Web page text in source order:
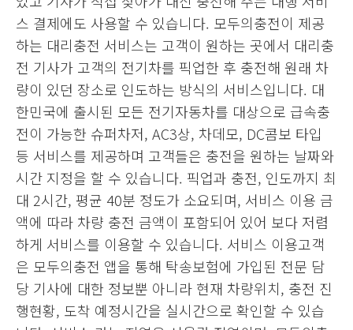
스 결제에도 사용할 수 있습니다. 모두의충전이 제공
하는 대리충전 서비스는 고객이 원하는 곳에서 대리충
전 기사가 고객의 전기차를 픽업한 후 충전해 원래 차
량이 있던 장소로 인도하는 방식의 서비스입니다. 대
한민국에 출시된 모든 전기자동차를 대상으로 급속충
전이 가능한 슈퍼차저, AC3상, 차데모, DC콤보 타입
등 서비스를 제공하며 고객들은 충전을 원하는 날짜와
시간 지정을 할 수 있습니다. 픽업과 충전, 인도까지 최
대 2시간, 평균 40분 정도가 소요되며, 서비스 이용 금
액에 따라 차량 충전 금액이 포함되어 있어 보다 저렴
하게 서비스를 이용할 수 있습니다. 서비스 이용고객
은 모두의충전 앱을 통해 탁송보험에 가입된 전문 담
당 기사에 대한 정보뿐 아니라 현재 차량위치, 충전 진
행현황, 도착 예정시간을 실시간으로 확인할 수 있습